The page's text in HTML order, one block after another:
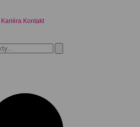
Kariéra Kontakt